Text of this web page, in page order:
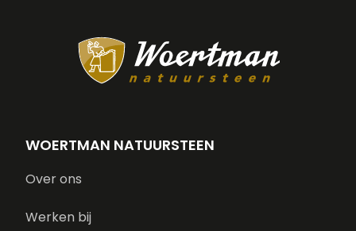
WOERTMAN NATUURSTEEN
Over ons
Werken bij